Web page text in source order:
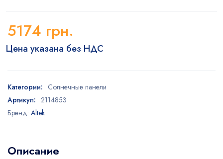
5174 грн.
Цена указана без НДС
Категории: Солнечные панели
Артикул: 2114853
Бренд: Altek
Описание